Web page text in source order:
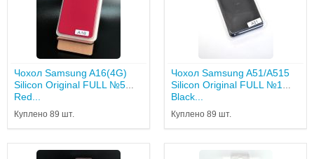
Чохол Samsung A16(4G)
Silicon Original FULL №5
Red...
Куплено 89 шт.
Чохол Samsung A51/A515
Silicon Original FULL №1
Black...
Куплено 89 шт.